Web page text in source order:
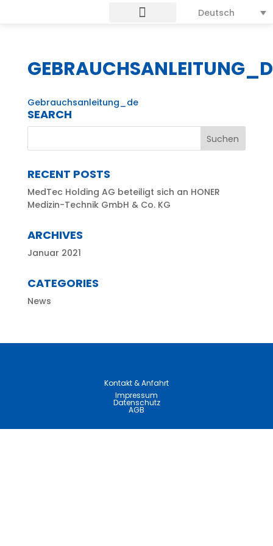
Deutsch
Gebrauchsanleitung_de
SEARCH
RECENT POSTS
MedTec Holding AG beteiligt sich an HONER
Medizin-Technik GmbH & Co. KG
ARCHIVES
Januar 2021
CATEGORIES
News
Kontakt & Anfahrt
Impressum
Datenschutz
AGB